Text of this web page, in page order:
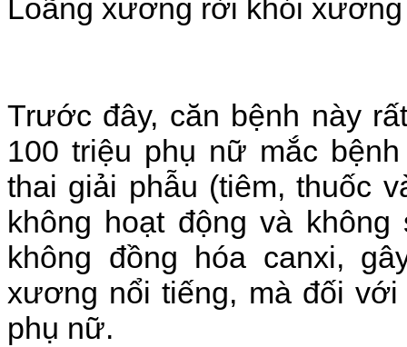
Loãng xương rời khỏi
Trước đây, căn bệnh này
100 triệu phụ nữ mắc
thai giải phẫu (tiêm, thuốc
không hoạt động và
không đồng hóa canxi,
xương nổi tiếng, mà đối
phụ nữ.